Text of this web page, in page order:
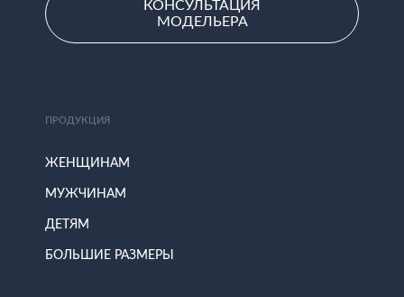
КОНСУЛЬТАЦИЯ
МОДЕЛЬЕРА
ПРОДУКЦИЯ
ЖЕНЩИНАМ
МУЖЧИНАМ
ДЕТЯМ
БОЛЬШИЕ РАЗМЕРЫ